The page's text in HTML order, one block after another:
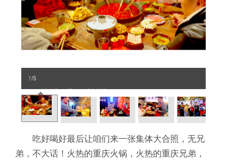
1/5
2025同城聚会重庆站暖心回顾
吃好喝好最后让咱们来一张集体大合照，无兄
弟，不大话！火热的重庆火锅，火热的重庆兄弟，